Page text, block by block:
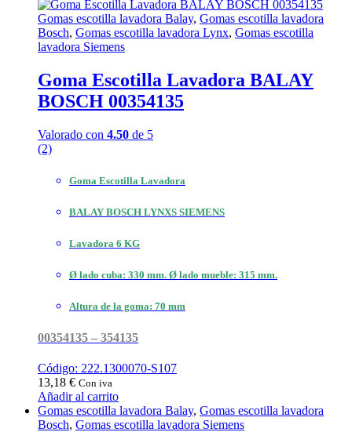
Gomas escotilla lavadora Balay, Gomas escotilla lavadora
Bosch, Gomas escotilla lavadora Lynx, Gomas escotilla
lavadora Siemens
Goma Escotilla Lavadora BALAY
BOSCH 00354135
Valorado con 4.50 de 5
(2)
Goma Escotilla Lavadora
BALAY BOSCH LYNXS SIEMENS
Lavadora 6 KG
Ø lado cuba: 330 mm. Ø lado mueble: 315 mm.
Altura de la goma: 70 mm
00354135 – 354135
Código: 222.1300070-S107
13,18 € Con iva
Añadir al carrito
Gomas escotilla lavadora Balay, Gomas escotilla lavadora
Bosch, Gomas escotilla lavadora Siemens